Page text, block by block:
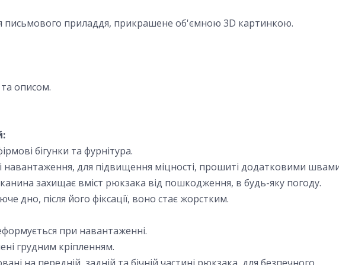
письмового приладдя, прикрашене об'ємною 3D картинкою.
описом.
бігунки та фурнітура.
навантаження, для підвищення міцності, прошиті додатковими
захищає вміст рюкзака від пошкодження, в будь-яку погоду.
дно, після його фіксації, воно стає жорстким.
при навантаженні.
грудним кріпленням.